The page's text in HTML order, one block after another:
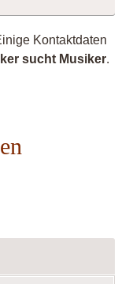
Kontaktdaten
sucht Musiker.